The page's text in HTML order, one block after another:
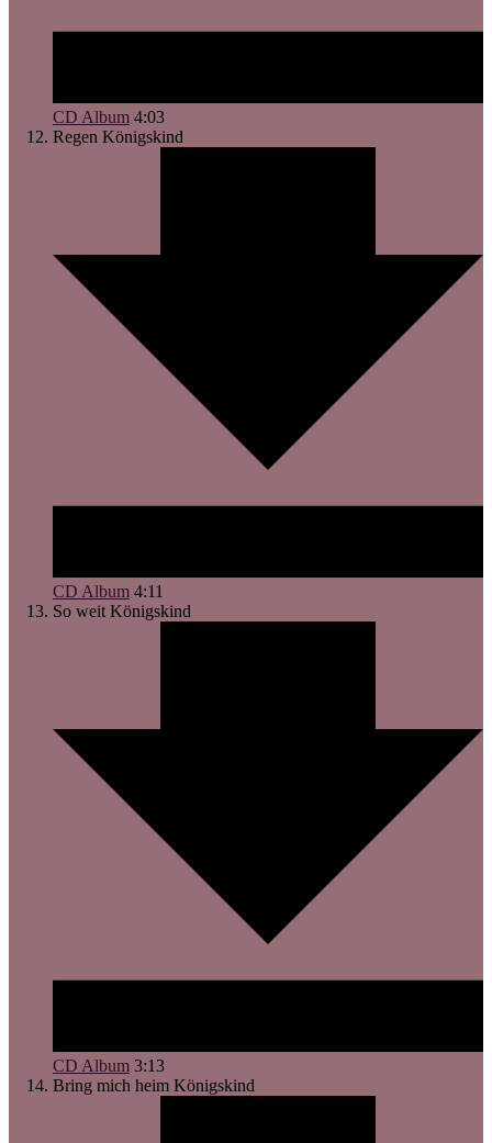
CD Album 4:03
Regen Königskind
CD Album 4:11
So weit Königskind
CD Album 3:13
Bring mich heim Königskind